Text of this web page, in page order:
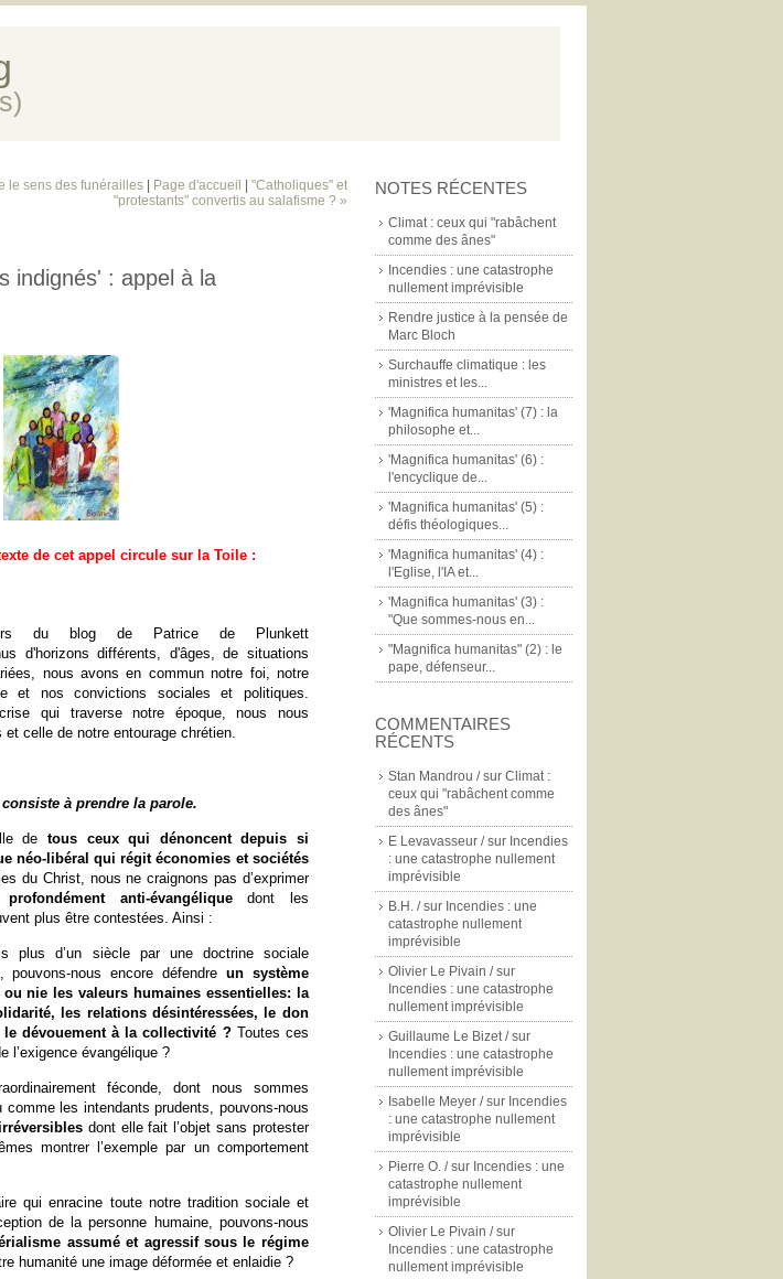
NOTES RÉCENTES
Climat : ceux qui "rabâchent
comme des ânes"
Incendies : une catastrophe
nullement imprévisible
Rendre justice à la pensée de
Marc Bloch
Surchauffe climatique : les
ministres et les...
'Magnifica humanitas' (7) : la
philosophe et...
'Magnifica humanitas' (6) :
l'encyclique de...
'Magnifica humanitas' (5) :
défis théologiques...
'Magnifica humanitas' (4) :
l'Eglise, l'IA et...
'Magnifica humanitas' (3) :
"Que sommes-nous en...
"Magnifica humanitas" (2) : le
pape, défenseur...
COMMENTAIRES
RÉCENTS
Stan Mandrou /sur Climat :
ceux qui "rabâchent comme
des ânes"
E Levavasseur /sur Incendies
: une catastrophe nullement
imprévisible
B.H. /sur Incendies : une
catastrophe nullement
imprévisible
Olivier Le Pivain /sur
Incendies : une catastrophe
nullement imprévisible
Guillaume Le Bizet /sur
Incendies : une catastrophe
nullement imprévisible
Isabelle Meyer /sur Incendies
: une catastrophe nullement
imprévisible
Pierre O. /sur Incendies : une
catastrophe nullement
imprévisible
Olivier Le Pivain /sur
Incendies : une catastrophe
nullement imprévisible
le sens des funérailles Page d'accueil
"Catholiques" et
"protestants" convertis au salafisme ? »
indignés' : appel à la
de cet appel circule sur la Toile :
du blog de Patrice de Plunkett
d'horizons différents, d'âges, de situations
nous avons en commun notre foi, notre
et nos convictions sociales et politiques.
qui traverse notre époque, nous nous
celle de notre entourage chrétien.
à prendre la parole.
detous ceux qui dénoncent depuis si
néo-libéral qui régit économies et sociétés
du Christ, nous ne craignons pas d’exprimer
profondément anti-évangéliquedont les
plus être contestées. Ainsi :
plus d’un siècle par une doctrine sociale
pouvons-nous encore défendreun système
nie les valeurs humaines essentielles: la
les relations désintéressées, le don
dévouement à la collectivité ?Toutes ces
l’exigence évangélique ?
féconde, dont nous sommes
les intendants prudents, pouvons-nous
dont elle fait l’objet sans protester
montrer l’exemple par un comportement
qui enracine toute notre tradition sociale et
de la personne humaine, pouvons-nous
assumé et agressif sous le régime
humanité une image déformée et enlaidie ?